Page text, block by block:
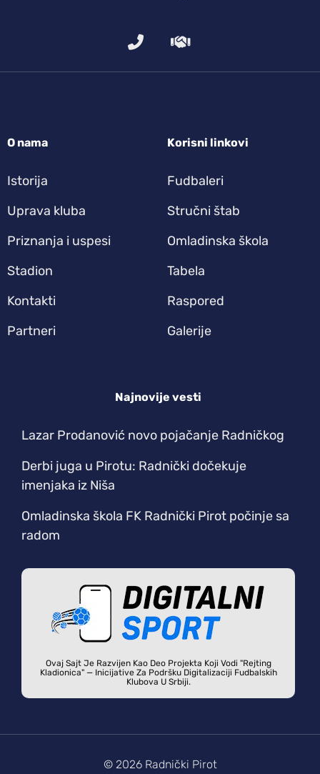
O nama
Istorija
Uprava kluba
Priznanja i uspesi
Stadion
Kontakti
Partneri
Korisni linkovi
Fudbaleri
Stručni štab
Omladinska škola
Tabela
Raspored
Galerije
Najnovije vesti
Lazar Prodanović novo pojačanje Radničkog
Derbi juga u Pirotu: Radnički dočekuje
imenjaka iz Niša
Omladinska škola FK Radnički Pirot počinje sa
radom
Ovaj Sajt Je Razvijen Kao Deo Projekta Koji Vodi "Rejting
Kladionica" — Inicijative Za Podršku Digitalizaciji Fudbalskih
Klubova U Srbiji.
© 2026 Radnički Pirot